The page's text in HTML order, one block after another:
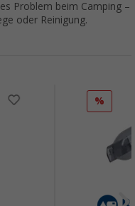
Problem beim Camping –
oder Reinigung.
%